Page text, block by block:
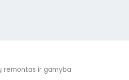
remontas ir gamyba